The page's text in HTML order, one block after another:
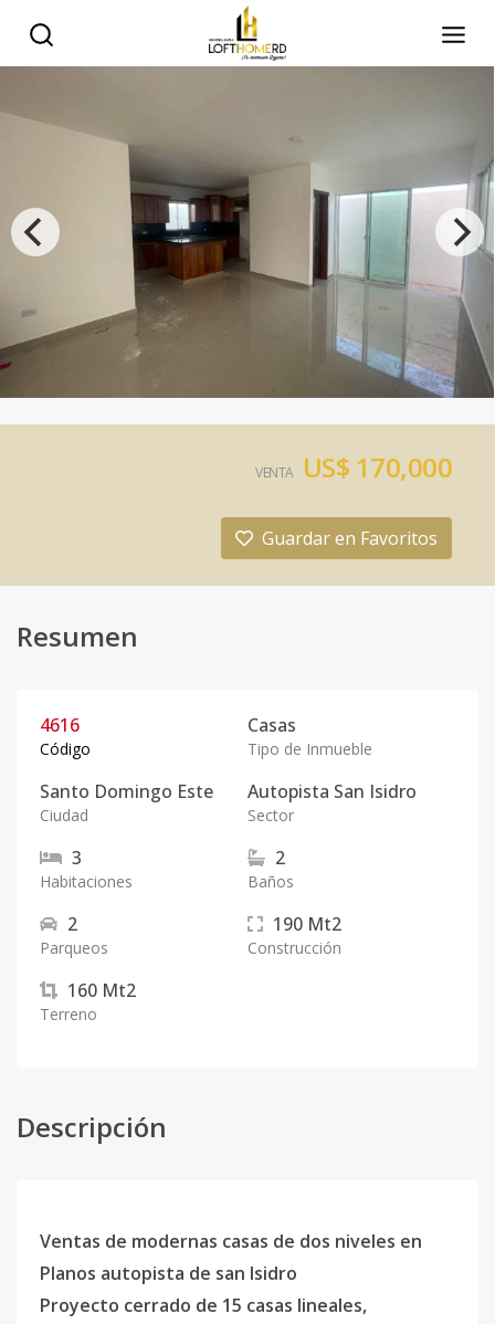
VENTA US$ 170,000
Guardar en Favoritos
Resumen
4616
Código
Casas
Tipo de Inmueble
Santo Domingo Este
Ciudad
Autopista San Isidro
Sector
3
Habitaciones
2
Baños
2
Parqueos
190 Mt2
Construcción
160 Mt2
Terreno
Descripción
Ventas de modernas casas de dos niveles en
Planos autopista de san Isidro
Proyecto cerrado de 15 casas lineales,